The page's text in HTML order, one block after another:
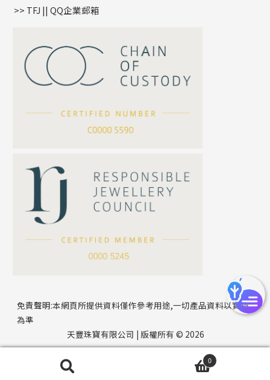
公司名稱
聯絡電話
嘴唇鏈系列
S車花鏈系列
珍珠鏈系列
坦克鏈系列
滿天星鏈系列
方假繩鏈系列
星座吊墜
珠扣
>> TFJ || QQ企業郵箱
免責聲明:本網頁所提供資料僅作參考用途,一切產品資料以實物
為準
天豐珠寶有限公司 | 版權所有 © 2026
0